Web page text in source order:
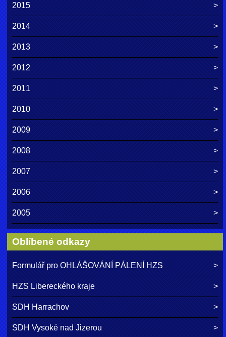
2015
2014
2013
2012
2011
2010
2009
2008
2007
2006
2005
Oblíbené odkazy
Formulář pro OHLÁŠOVÁNÍ PÁLENÍ HZS
HZS Libereckého kraje
SDH Harrachov
SDH Vysoké nad Jizerou